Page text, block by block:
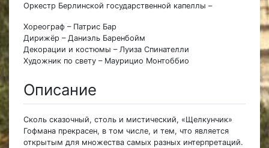
Оркестр Берлинской государственной капеллы –
Хореограф – Патрис Бар
Дирижёр – Даниэль Баренбойм
Декорации и костюмы – Луиза Спинателли
Художник по свету – Маурицио Монтоббио
Описание
Сколь сказочный, столь и мистический, «Щелкунчик»
Гофмана прекрасен, в том числе, и тем, что является
открытым для множества самых разных интерпретаций.